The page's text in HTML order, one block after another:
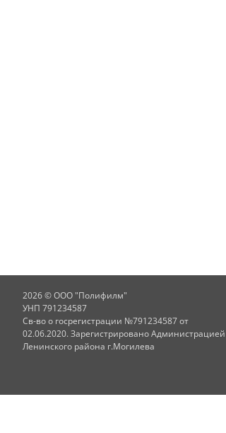
2026 © ООО "Полифилм"
УНП 791234587
Св-во о госрегистрации №791234587 от
02.06.2020. Зарегистрировано Администрацией
Ленинского района г.Могилева